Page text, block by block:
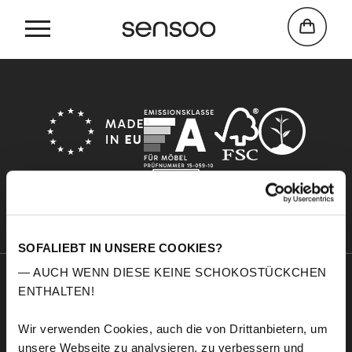
SOFALIEBT IN UNSERE COOKIES?
— AUCH WENN DIESE KEINE SCHOKOSTÜCKCHEN
ENTHALTEN!
Wir verwenden Cookies, auch die von Drittanbietern, um
unsere Webseite zu analysieren, zu verbessern und
Home
Sensoo
A propos de nous
Service
Échantillons de tissus